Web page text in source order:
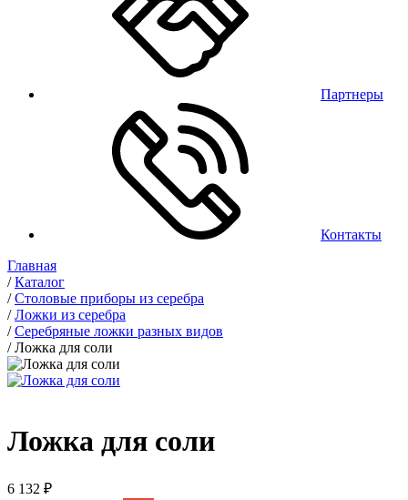
Партнеры
Контакты
Главная
/Каталог
/Столовые приборы из серебра
/Ложки из серебра
/Серебряные ложки разных видов
/Ложка для соли
Ложка для соли
6 132 ₽